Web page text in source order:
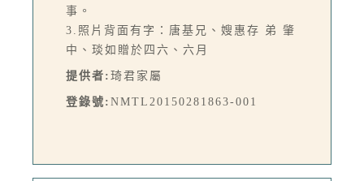
事。
3.照片背面有字：唐基兄、嫂惠存 弟 肇
中、琰如贈於四六、六月
提供者: 琦君家屬
登錄號: NMTL20150281863-001